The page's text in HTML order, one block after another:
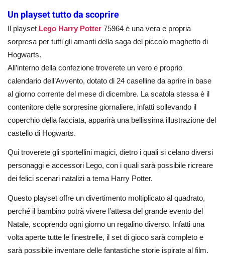
Un playset tutto da scoprire
Il playset Lego Harry Potter 75964 è una vera e propria
sorpresa per tutti gli amanti della saga del piccolo maghetto di
Hogwarts.
All’interno della confezione troverete un vero e proprio
calendario dell’Avvento, dotato di 24 caselline da aprire in base
al giorno corrente del mese di dicembre. La scatola stessa è il
contenitore delle sorpresine giornaliere, infatti sollevando il
coperchio della facciata, apparirà una bellissima illustrazione del
castello di Hogwarts.
Qui troverete gli sportellini magici, dietro i quali si celano diversi
personaggi e accessori Lego, con i quali sarà possibile ricreare
dei felici scenari natalizi a tema Harry Potter.
Questo playset offre un divertimento moltiplicato al quadrato,
perché il bambino potrà vivere l’attesa del grande evento del
Natale, scoprendo ogni giorno un regalino diverso. Infatti una
volta aperte tutte le finestrelle, il set di gioco sarà completo e
sarà possibile inventare delle fantastiche storie ispirate al film.